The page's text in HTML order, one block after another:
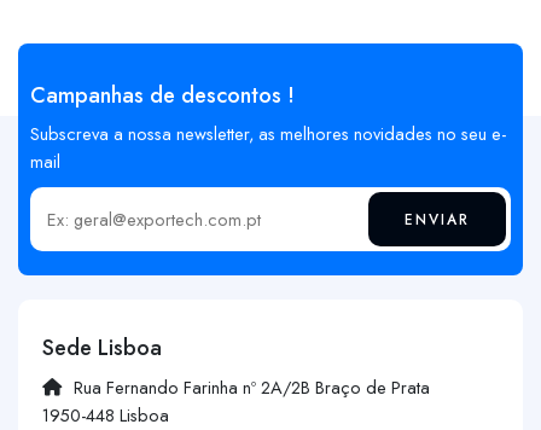
Campanhas de descontos !
Subscreva a nossa newsletter, as melhores novidades no seu e-
mail
Insira o seu email ENVIAR
Sede Lisboa
Rua Fernando Farinha nº 2A/2B Braço de Prata
1950-448 Lisboa